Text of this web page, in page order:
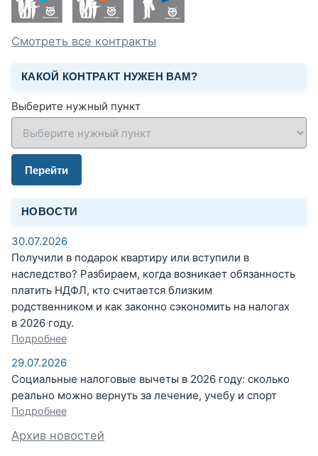
Смотреть все контракты
КАКОЙ КОНТРАКТ НУЖЕН ВАМ?
Выберите нужный пункт
Перейти
НОВОСТИ
30.07.2026
Получили в подарок квартиру или вступили в
наследство? Разбираем, когда возникает обязанность
платить НДФЛ, кто считается близким
родственником и как законно сэкономить на налогах
в 2026 году.
Подробнее
29.07.2026
Социальные налоговые вычеты в 2026 году: сколько
реально можно вернуть за лечение, учебу и спорт
Подробнее
Архив новостей